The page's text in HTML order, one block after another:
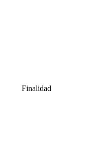
Finalidad